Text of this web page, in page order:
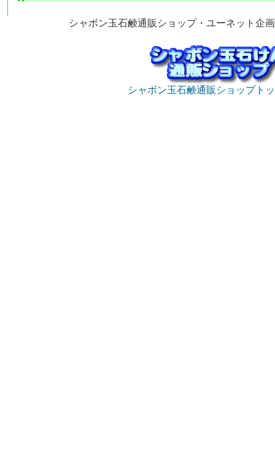
シャボン玉石鹸通販ショップ・ユーネット企画
シャボン玉石鹸通販ショップト